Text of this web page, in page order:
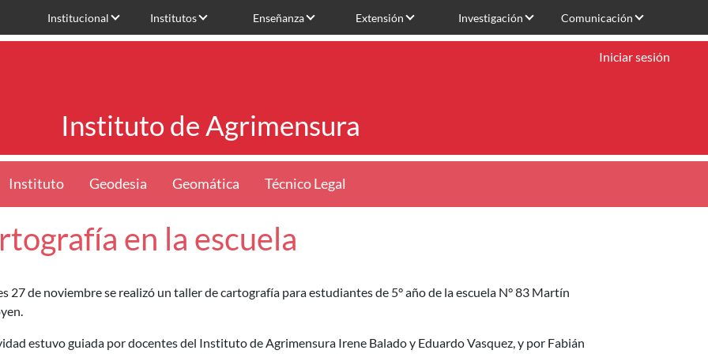
Institucional Institutos Enseñanza Extensión Investigación Comunicación
Instituto de Agrimensura
Iniciar sesión
Instituto Geodesia Geomática Técnico Legal
en la escuela
27 de noviembre se realizó un taller de cartografía para estudiantes de 5° año de la escuela N° 83 Martín
estuvo guiada por docentes del Instituto de Agrimensura Irene Balado y Eduardo Vasquez, y por Fabián